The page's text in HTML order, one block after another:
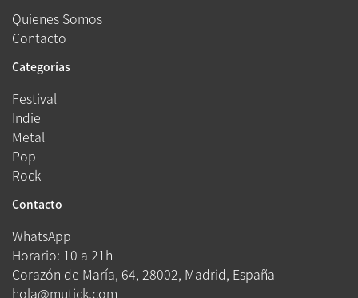
Quienes Somos
Contacto
Categorías
Festival
Indie
Metal
Pop
Rock
Contacto
WhatsApp
Horario: 10 a 21h
Corazón de María, 64, 28002, Madrid, España
hola@mutick.com